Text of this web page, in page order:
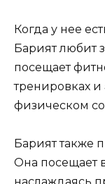
Когда у нее
Барият любит
посещает
тренировках и
физическом
Барият также
Она посещает